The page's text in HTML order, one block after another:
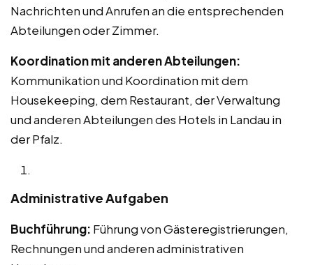
Nachrichten und Anrufen an die entsprechenden
Abteilungen oder Zimmer.
Koordination mit anderen Abteilungen:
Kommunikation und Koordination mit dem
Housekeeping, dem Restaurant, der Verwaltung
und anderen Abteilungen des Hotels in Landau in
der Pfalz.
Administrative Aufgaben
Buchführung: Führung von Gästeregistrierungen,
Rechnungen und anderen administrativen